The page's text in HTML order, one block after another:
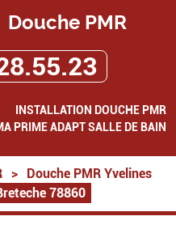
Douche PMR
INSTALLATION DOUCHE PMR
PRIME ADAPT SALLE DE BAIN
>
Douche PMR Yvelines
78860